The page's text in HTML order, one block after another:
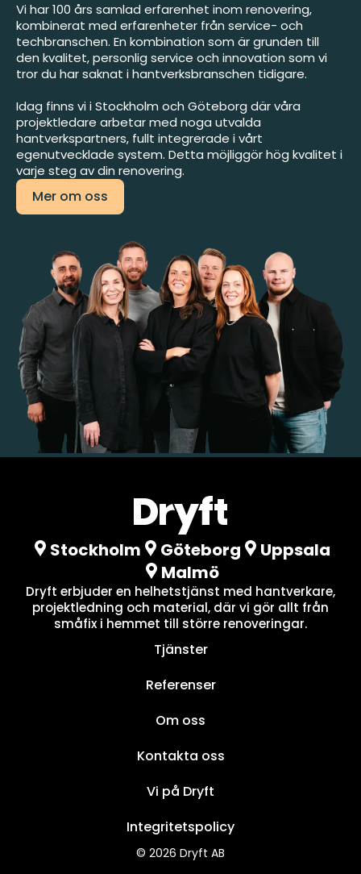
Vi har 100 års samlad erfarenhet inom renovering,
kombinerat med erfarenheter från service- och
techbranschen. En kombination som är grunden till
den kvalitet, personlig service och innovation som vi
tror du har saknat i hantverksbranschen tidigare.
Idag finns vi i Stockholm och Göteborg där våra
projektledare arbetar med noga utvalda
hantverkspartners, fullt integrerade i vårt
egenutvecklade system. Detta möjliggör hög kvalitet i
varje steg av din renovering.
Mer om oss
Stockholm Göteborg
Uppsala
Malmö
Dryft erbjuder en helhetstjänst med hantverkare,
projektledning och material, där vi gör allt från
småfix i hemmet till större renoveringar.
Tjänster
Referenser
Om oss
Kontakta oss
Vi på Dryft
Integritetspolicy
© 2026 Dryft AB